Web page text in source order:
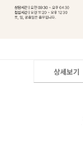
상세보기